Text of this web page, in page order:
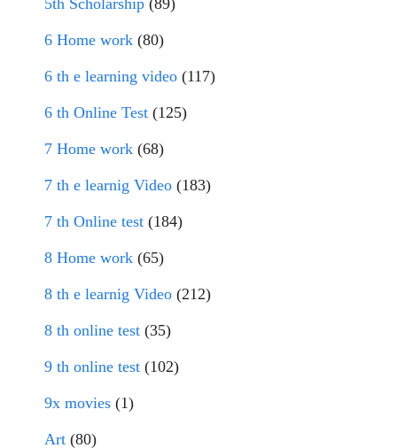
6 Home work (80)
6 th e learning video (117)
6 th Online Test (125)
7 Home work (68)
7 th e learnig Video (183)
7 th Online test (184)
8 Home work (65)
8 th e learnig Video (212)
8 th online test (35)
9 th online test (102)
9x movies (1)
Art (80)